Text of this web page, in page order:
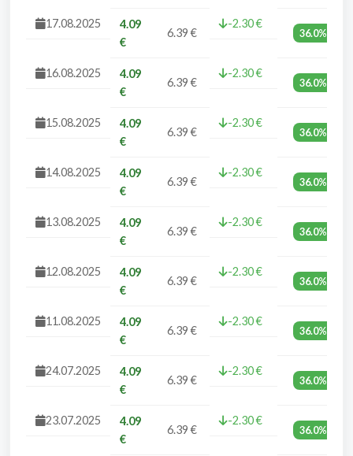
17.08.2025
4.09
€
6.39 €
-2.30 €
36.0%
16.08.2025
4.09
€
6.39 €
-2.30 €
36.0%
15.08.2025
4.09
€
6.39 €
-2.30 €
36.0%
14.08.2025
4.09
€
6.39 €
-2.30 €
36.0%
13.08.2025
4.09
€
6.39 €
-2.30 €
36.0%
12.08.2025
4.09
€
6.39 €
-2.30 €
36.0%
11.08.2025
4.09
€
6.39 €
-2.30 €
36.0%
24.07.2025
4.09
€
6.39 €
-2.30 €
36.0%
23.07.2025
4.09
€
6.39 €
-2.30 €
36.0%